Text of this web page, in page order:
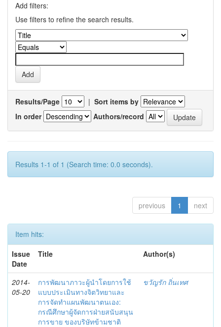
Add filters:
Use filters to refine the search results.
Results/Page | Sort items by
In order
Authors/record
Results 1-1 of 1 (Search time: 0.0 seconds).
previous 1 next
Item hits:
Issue
Date
Title Author(s)
2014-
05-20
การพัฒนาภาวะผู้นำโดยการใช้
แบบประเมินทางจิตวิทยาและ
การจัดทำแผนพัฒนาตนเอง:
กรณีศึกษาผู้จัดการฝ่ายสนับสนุน
การขาย ของบริษัทข้ามชาติ
ขวัญรัก ถิ่นเทศ